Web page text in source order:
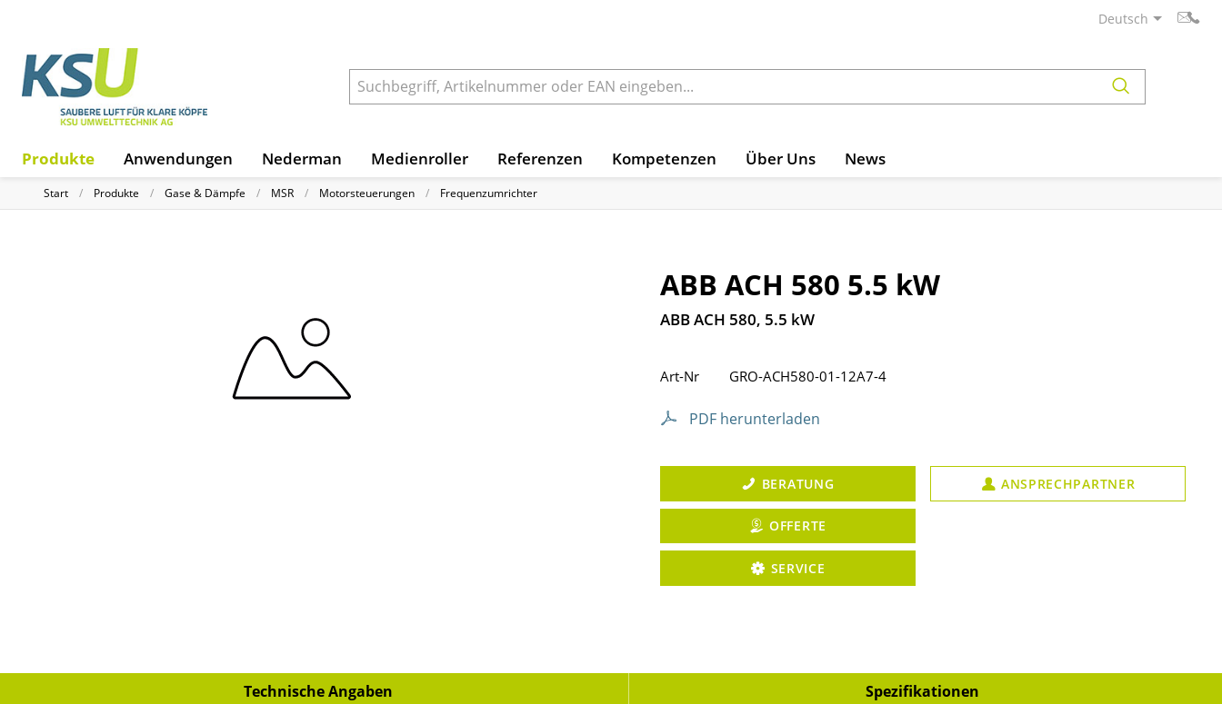
Deutsch
Produkte Anwendungen Nederman Medienroller Referenzen Kompetenzen Über Uns News
Start Produkte Gase & Dämpfe MSR Motorsteuerungen Frequenzumrichter
ABB ACH 580 5.5 kW
ABB ACH 580, 5.5 kW
PDF herunterladen
BERATUNG
OFFERTE
SERVICE
ANSPRECHPARTNER
Art-Nr GRO-ACH580-01-12A7-4
Technische Angaben Spezifikationen